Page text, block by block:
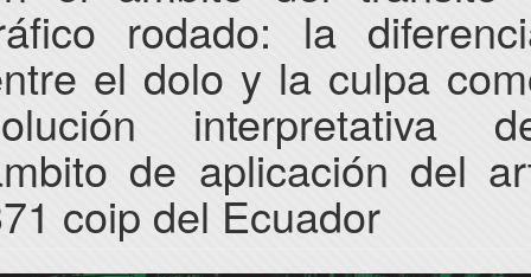
rodado: la
el dolo y la culpa
interpretativa
de aplicación del
coip del Ecuador